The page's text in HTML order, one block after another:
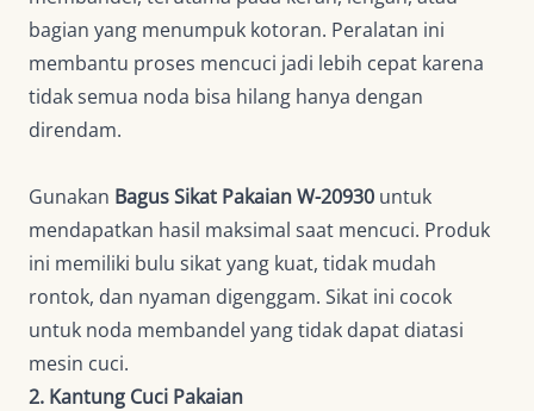
bagian yang menumpuk kotoran. Peralatan ini
membantu proses mencuci jadi lebih cepat karena
tidak semua noda bisa hilang hanya dengan
direndam.
Gunakan Bagus Sikat Pakaian W-20930 untuk
mendapatkan hasil maksimal saat mencuci. Produk
ini memiliki bulu sikat yang kuat, tidak mudah
rontok, dan nyaman digenggam. Sikat ini cocok
untuk noda membandel yang tidak dapat diatasi
mesin cuci.
2. Kantung Cuci Pakaian